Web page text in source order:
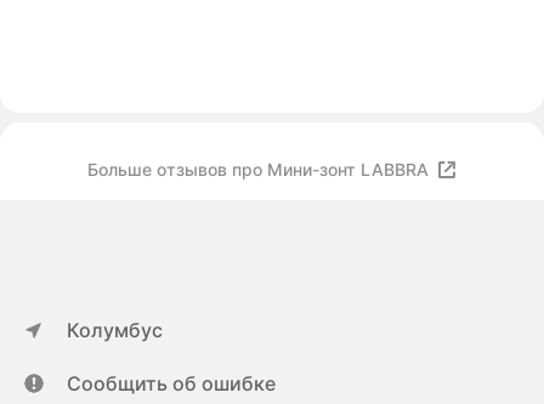
Больше отзывов про Мини-зонт LABBRA
Колумбус
Сообщить об ошибке